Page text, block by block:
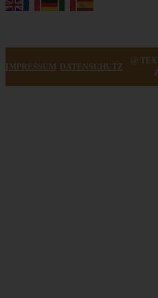
IMPRESSUM DATENSCHUTZ
@